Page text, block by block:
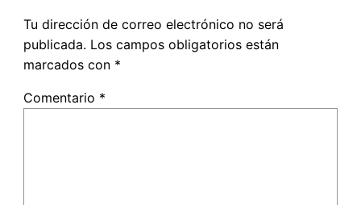
Tu dirección de correo electrónico no será
publicada. Los campos obligatorios están
marcados con *
Comentario *